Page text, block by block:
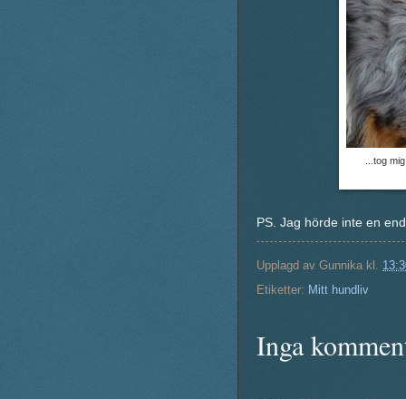
...tog
PS. Jag hörde inte en
Upplagd av Gunnika kl.
Etiketter: Mitt hundliv
Inga